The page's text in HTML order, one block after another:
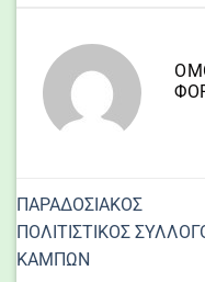
ΠΑΡΑΔΟΣΙΑΚΟΣ
ΠΟΛΙΤΙΣΤΙΚΟΣ
ΚΑΜΠΩΝ